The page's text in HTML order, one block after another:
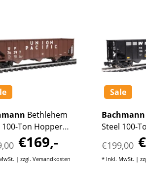
Bethlehem
100-Ton Hopper
Pacific #36263
€169,-
| zzgl. Versandkosten
Sale
Bachmann
Steel 100-
Norfolk
#146753
€199,00
* Inkl. MwSt. |